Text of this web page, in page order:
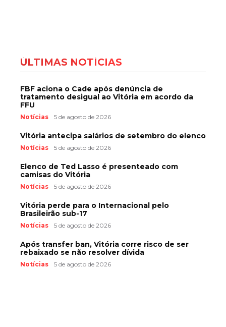
ÚLTIMAS NOTÍCIAS
FBF aciona o Cade após denúncia de
tratamento desigual ao Vitória em acordo da
FFU
Notícias 5 de agosto de 2026
Vitória antecipa salários de setembro do elenco
Notícias 5 de agosto de 2026
Elenco de Ted Lasso é presenteado com
camisas do Vitória
Notícias 5 de agosto de 2026
Vitória perde para o Internacional pelo
Brasileirão sub-17
Notícias 5 de agosto de 2026
Após transfer ban, Vitória corre risco de ser
rebaixado se não resolver dívida
Notícias 5 de agosto de 2026